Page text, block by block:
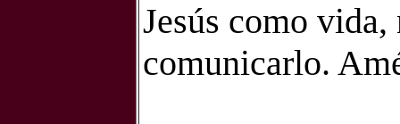
Jesús como vida,
comunicarlo.